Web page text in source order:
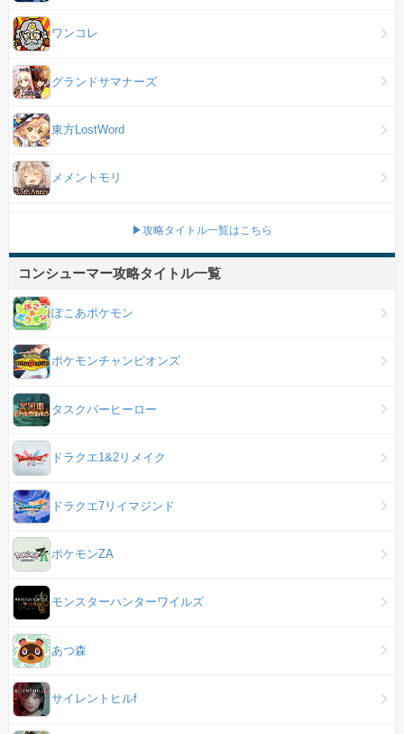
ワンコレ
グランドサマナーズ
東方LostWord
メメントモリ
▶攻略タイトル一覧はこちら
コンシューマー攻略タイトル一覧
ぽこあポケモン
ポケモンチャンピオンズ
タスクバーヒーロー
ドラクエ1&2リメイク
ドラクエ7リイマジンド
ポケモンZA
モンスターハンターワイルズ
あつ森
サイレントヒルf